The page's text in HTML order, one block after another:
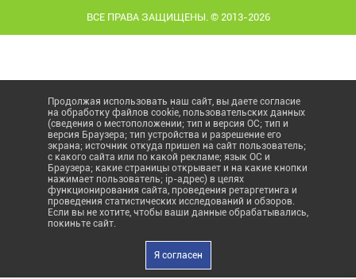
ВСЕ ПРАВА ЗАЩИЩЕНЫ. © 2013-2026
Продолжая использовать наш сайт, вы даете согласие
на обработку файлов cookie, пользовательских данных
(сведения о местоположении; тип и версия ОС; тип и
версия Браузера; тип устройства и разрешение его
экрана; источник откуда пришел на сайт пользователь;
с какого сайта или по какой рекламе; язык ОС и
Браузера; какие страницы открывает и на какие кнопки
нажимает пользователь; ip-адрес) в целях
функционирования сайта, проведения ретаргетинга и
проведения статистических исследований и обзоров.
Если вы не хотите, чтобы ваши данные обрабатывались,
покиньте сайт.
Я согласен